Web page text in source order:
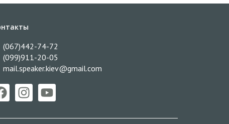
(067)442-74-72
(099)911-20-05
mail.speaker.kiev@gmail.com​